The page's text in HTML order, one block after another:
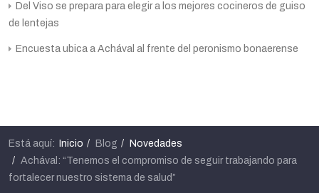
Del Viso se prepara para elegir a los mejores cocineros de guiso
de lentejas
Encuesta ubica a Achával al frente del peronismo bonaerense
Está aquí: Inicio Blog
Novedades
Achával: “Tenemos el compromiso de seguir trabajando para
fortalecer nuestro sistema de salud”